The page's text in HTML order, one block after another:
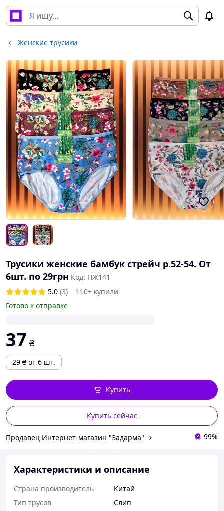
Женские трусики
Трусики женские бамбук стрейч р.52-54. От
6шт. по 29грн Код: ПЖ141
5.0 (3)
110+ купили
Готово к отправке
37 ₴
29 ₴ от 6 шт.
Купить сейчас
Купить
Продавец Интернет-магазин "Задарма" 99%
Характеристики и описание
Страна производитель
Китай
Тип трусов
Слип